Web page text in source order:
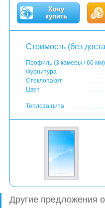
Хочу
купить
Стоимость (без
Профиль (3 камеры / 60 мм)
Фурнитура
Стеклопакет
Цвет
Теплозащита
Другие предложения